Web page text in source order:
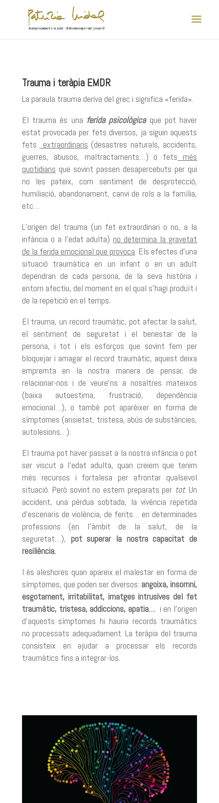
Trauma i teràpia EMDR
La paraula trauma deriva del grec i significa «ferida».
El trauma és una ferida psicològicaque pot haver
estat provocada per fets diversos, ja siguin aquests
fets
extraordinaris (desastres naturals, accidents,
guerres, abusos, maltractaments…) o fets més
quotidians que sovint passen desapercebuts per qui
no les pateix, com sentiment de desprotecció,
humiliació, abandonament, canvi de rols a la família,
etc…
L’origen del trauma (un fet extraordinari o no, a la
infància o a l’edat adulta) no determina la gravetat
de la ferida emocional que provoca. Els efectes d’una
situació traumàtica en un infant o en un adult
dependran de cada persona, de la seva història i
entorn afectiu, del moment en el qual s’hagi produït i
de la repetició en el temps.
El trauma, un record traumàtic, pot afectar la salut,
el sentiment de seguretat i el benestar de la
persona, i tot i els esforços que sovint fem per
bloquejar i amagar el record traumàtic, aquest deixa
empremta en la nostra manera de pensar, de
relacionar-nos i de veure’ns a nosaltres mateixos
(baixa autoestima, frustració, dependència
emocional…), o també pot aparèixer en forma de
símptomes (ansietat, tristesa, abús de substàncies,
autolesions…).
El trauma pot haver passat a la nostra infància o pot
ser viscut a l’edat adulta, quan creiem que tenim
més recursos i fortalesa per afrontar qualsevol
situació. Però sovint no estem preparats per tot. Un
accident, una pèrdua sobtada, la vivència repetida
d’escenaris de violència, de ferits… en determinades
professions (en l’àmbit de la salut, de la
seguretat…), pot superar la nostra capacitat de
resiliència.
I és aleshores quan apareix el malestar en forma de
símptomes, que poden ser diversos: angoixa, insomni,
esgotament, irritabilitat, imatges intrusives del fet
traumàtic, tristesa, addiccions, apatia… i en l’origen
d’aquests símptomes hi hauria records traumàtics
no processats adequadament. La teràpia del trauma
consisteix en ajudar a processar els records
traumàtics fins a integrar-los.